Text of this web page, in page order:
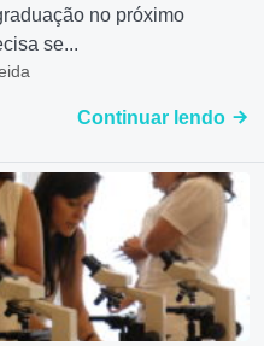
no próximo
se...
Continuar lendo